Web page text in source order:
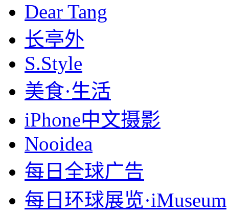
Dear Tang
长亭外
S.Style
美食·生活
iPhone中文摄影
Nooidea
每日全球广告
每日环球展览·iMuseum